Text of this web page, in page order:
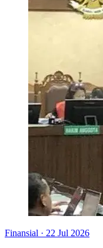
Finansial · 22 Jul 2026